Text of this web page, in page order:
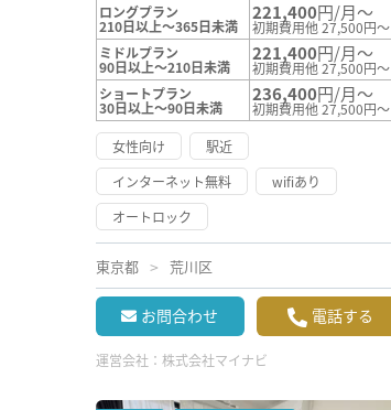
ロングプラン
210日以上～365日未満
221,400円/月～
初期費用他 27,500円～
ミドルプラン
90日以上～210日未満
221,400円/月～
初期費用他 27,500円～
ショートプラン
30日以上～90日未満
236,400円/月～
初期費用他 27,500円～
女性向け
駅近
インターネット無料
wifiあり
オートロック
東京都 荒川区
お問合わせ 電話する
運営会社： 株式会社マイナビ